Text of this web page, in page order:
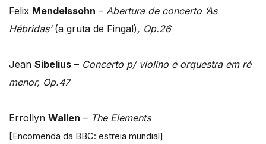
Felix Mendelssohn – Abertura de concerto ‘As
Hébridas’(a gruta de Fingal), Op.26
Jean Sibelius – Concerto p/ violino e orquestra em ré
menor, Op.47
Errollyn Wallen – The Elements
[Encomenda da BBC: estreia mundial]